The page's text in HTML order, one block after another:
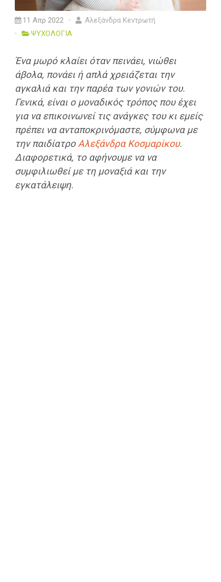
11 Απρ 2022
Αλεξάνδρα Κεντρωτή
ΨΥΧΟΛΟΓΙΑ
Ένα μωρό κλαίει όταν πεινάει, νιώθει
άβολα, πονάει ή απλά χρειάζεται την
αγκαλιά και την παρέα των γονιών του.
Γενικά, είναι ο μοναδικός τρόπος που έχει
για να επικοινωνεί τις ανάγκες του κι εμείς
πρέπει να ανταποκρινόμαστε, σύμφωνα με
την παιδίατροΑλεξάνδρα Κοσμαρίκου.
Διαφορετικά, το αφήνουμε να να
συμφιλιωθεί με τη μοναξιά και την
εγκατάλειψη.